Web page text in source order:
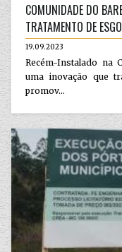
COMUNIDADE DO
TRATAMENTO DE
19.09.2023
Recém-Instalado na
uma inovação que
promov...